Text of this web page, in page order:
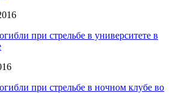
при стрельбе в университете в
при стрельбе в ночном клубе во